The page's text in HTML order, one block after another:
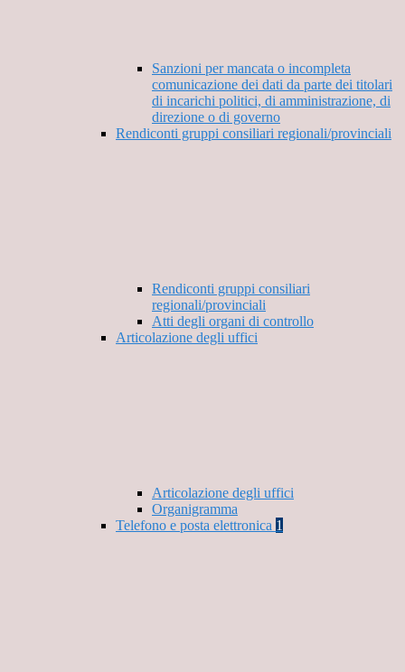
Sanzioni per mancata o incompleta
comunicazione dei dati da parte dei titolari
di incarichi politici, di amministrazione, di
direzione o di governo
Rendiconti gruppi consiliari regionali/provinciali
Rendiconti gruppi consiliari
regionali/provinciali
Atti degli organi di controllo
Articolazione degli uffici
Articolazione degli uffici
Organigramma
Telefono e posta elettronica 1